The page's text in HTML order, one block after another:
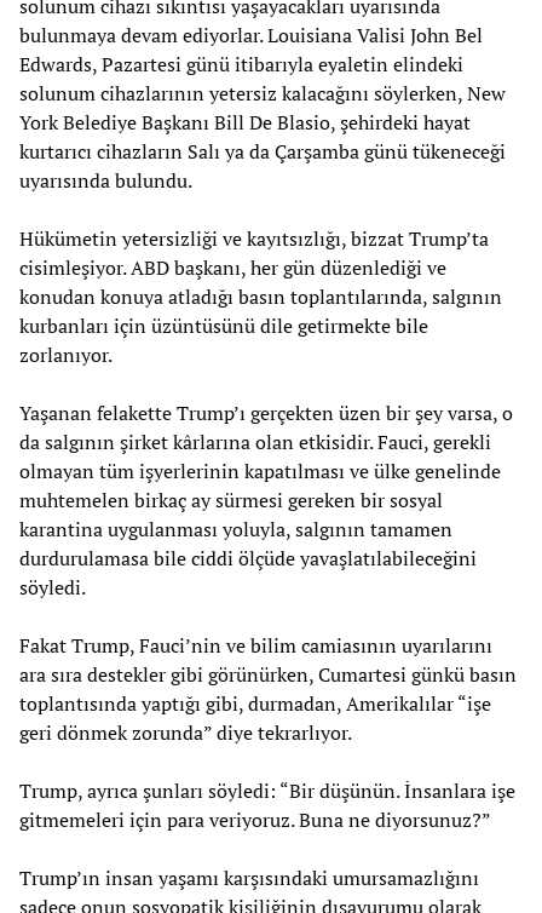
solunum cihazı sıkıntısı yaşayacakları uyarısında
bulunmaya devam ediyorlar. Louisiana Valisi John Bel
Edwards, Pazartesi günü itibarıyla eyaletin elindeki
solunum cihazlarının yetersiz kalacağını söylerken, New
York Belediye Başkanı Bill De Blasio, şehirdeki hayat
kurtarıcı cihazların Salı ya da Çarşamba günü tükeneceği
uyarısında bulundu.
Hükümetin yetersizliği ve kayıtsızlığı, bizzat Trump’ta
cisimleşiyor. ABD başkanı, her gün düzenlediği ve
konudan konuya atladığı basın toplantılarında, salgının
kurbanları için üzüntüsünü dile getirmekte bile
zorlanıyor.
Yaşanan felakette Trump’ı gerçekten üzen bir şey varsa, o
da salgının şirket kârlarına olan etkisidir. Fauci, gerekli
olmayan tüm işyerlerinin kapatılması ve ülke genelinde
muhtemelen birkaç ay sürmesi gereken bir sosyal
karantina uygulanması yoluyla, salgının tamamen
durdurulamasa bile ciddi ölçüde yavaşlatılabileceğini
söyledi.
Fakat Trump, Fauci’nin ve bilim camiasının uyarılarını
ara sıra destekler gibi görünürken, Cumartesi günkü basın
toplantısında yaptığı gibi, durmadan, Amerikalılar “işe
geri dönmek zorunda” diye tekrarlıyor.
Trump, ayrıca şunları söyledi: “Bir düşünün. İnsanlara işe
gitmemeleri için para veriyoruz. Buna ne diyorsunuz?”
Trump’ın insan yaşamı karşısındaki umursamazlığını
sadece onun sosyopatik kişiliğinin dışavurumu olarak